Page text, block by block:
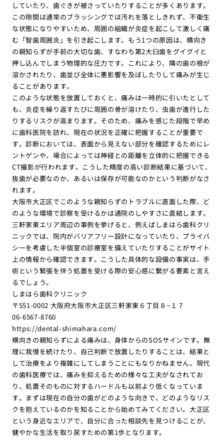
していたり、歯ぐきが被さっていたりすることが多くあります。
この隙間は通常のブラッシングでは汚れを落としきれず、不衛生
な状態になりやすいため、周囲の組織が炎症を起こして激しく痛
む「智歯周囲炎」を引き起こします。もう1つの原因は、横向き
の親知らずが手前の大切な歯、すなわち第2大臼歯をグイグイと
押し込んでしまう物理的な圧力です。これにより、隣の歯の根が
溶かされたり、歯並び全体に悪影響を及ぼしたりして痛みが生じ
ることがあります。
このような状態を放置しておくと、痛みは一時的に引いたとして
も、炎症を繰り返すたびに周囲の骨が溶けたり、虫歯が進行した
りするリスクが高まります。そのため、痛みを感じた段階で早め
に歯科医院を訪れ、現在の状況を正確に把握することが重要で
す。診断においては、表面から見えない部分を確認するためにレ
ントゲンや、場合によっては神経との距離を立体的に把握できる
CT撮影が行われます。こうした精度の高い診断結果に基づいて、
抜歯が必要なのか、あるいは保存が可能なのかという判断がなさ
れます。
大阪市大正区でこのような親知らずのトラブルに直面した際、ど
のような環境で診察を受けるかは通院のしやすさに直結します。
三軒家東エリア周辺の事例を挙げると、例えばしまはら歯科クリ
ニックでは、院内がバリアフリー設計になっていたり、プライバ
シーを考慮した半個室の診療室を備えていたりすることがサイト
上の情報から確認できます。こうした具体的な設備の事実は、手
術という緊張を伴う処置を受ける際の安心感に繋がる要素と言え
るでしょう。
しまはら歯科クリニック
〒551-0002 大阪府大阪市大正区三軒家東６丁目８−１７
06-6567-8760
https://dental-shimahara.com/
横向きの親知らずによる痛みは、身体からのSOSサインです。無
理に我慢を続けたり、自己判断で放置したりすることは、結果と
して治療をより複雑にしてしまうことにもなりかねません。現代
の歯科医療では、痛みを抑えるための様々な工夫がなされてお
り、処置そのものに対するハードルも以前より低くなっていま
す。まずは現在の自分の歯がどのような向きで、どのようなリス
クを抱えているのかを知ることから始めてみてください。大正区
という身近なエリアで、自分に合った相談先を見つけることが、
健やかな生活を取り戻すための第1歩となります。